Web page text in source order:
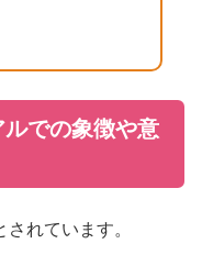
ルでの象徴や意
れています。